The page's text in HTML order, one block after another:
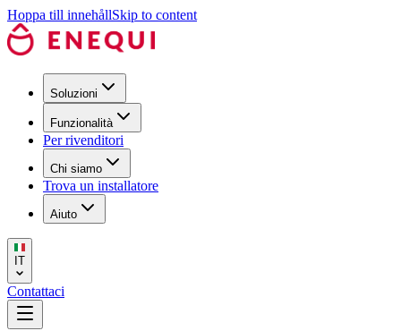
Hoppa till innehållSkip to content
Soluzioni
Funzionalità
Per rivenditori
Chi siamo
Trova un installatore
Aiuto
IT
Contattaci